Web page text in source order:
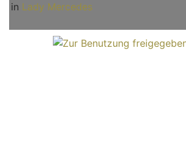
in Lady Mercedes